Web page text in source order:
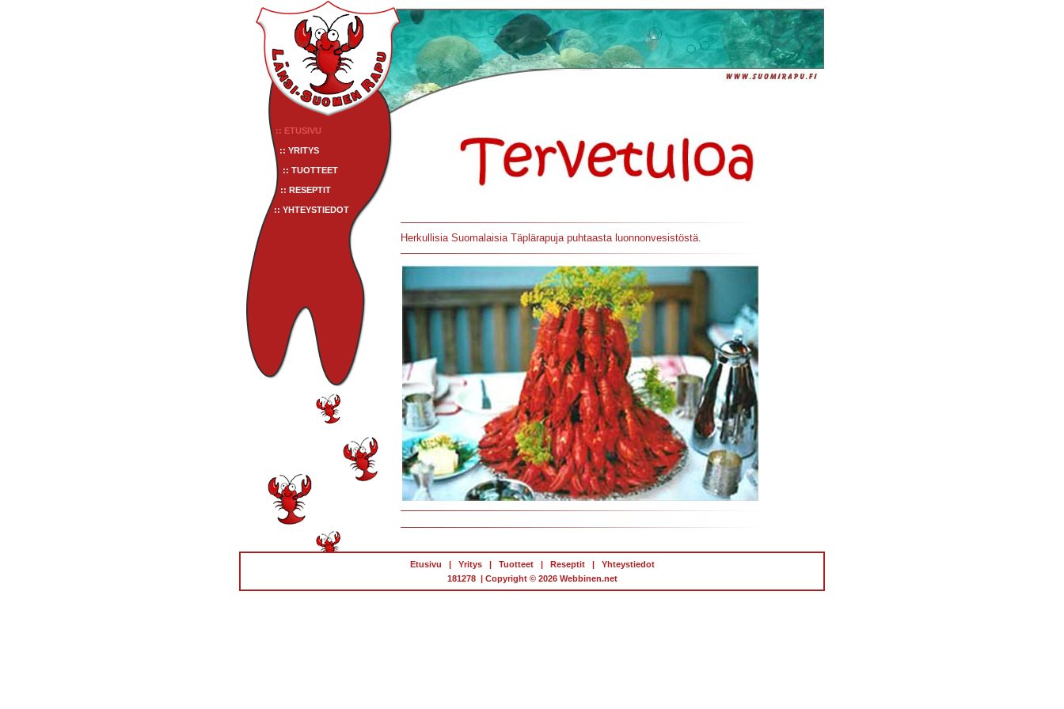
:: ETUSIVU
:: YRITYS
:: TUOTTEET
:: RESEPTIT
:: YHTEYSTIEDOT
Herkullisia Suomalaisia Täplärapuja puhtaasta luonnonvesistöstä.
Etusivu | Yritys | Tuotteet | Reseptit |
Yhteystiedot
181278 | Copyright © 2026 Webbinen.net